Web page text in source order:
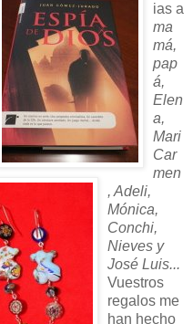
ias a
ma
má,
pap
á,
Elen
a,
Mari
Car
men
, Adeli,
Mónica,
Conchi,
Nieves y
José Luis...
Vuestros
regalos me
han hecho